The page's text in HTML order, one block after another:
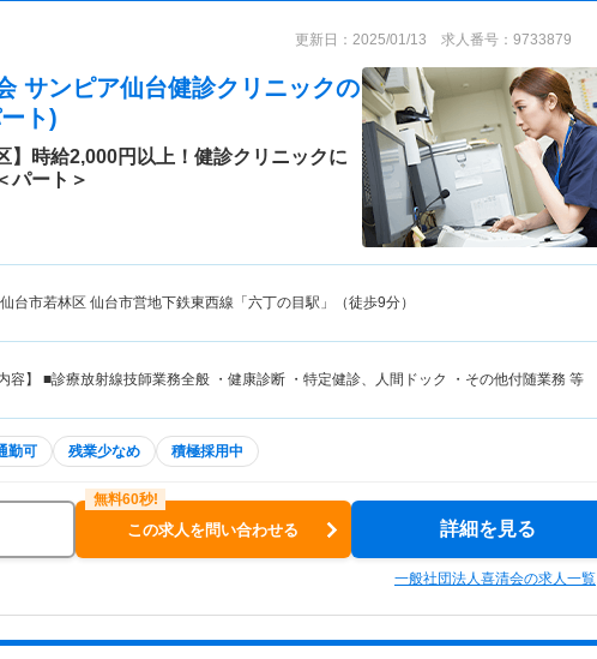
更新日：2025/01/13 求人番号：9733879
サンピア仙台健診クリニックの
ト)
】時給2,000円以上！健診クリニックに
パート＞
台市若林区 仙台市営地下鉄東西線「六丁の目駅」（徒歩9分）
内容】 ■診療放射線技師業務全般 ・健康診断 ・特定健診、人間ドック ・その他付随業務 等
勤可 残業少なめ 積極採用中
この求人を問い合わせる 詳細を見る
一般社団法人喜清会の求人一覧